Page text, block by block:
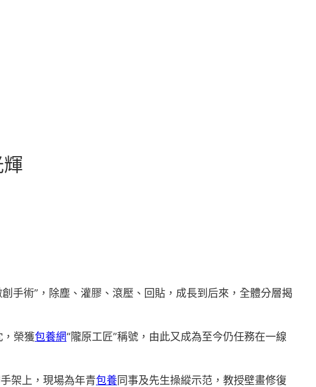
手術”，除塵、灌膠、滾壓、回貼，成長到后來，全體分層揭
榮獲包養網“隴原工匠”稱號，由此又成為至今仍任務在一線
架上，現場為年青包養同事及先生操縱示范，教授壁畫修復